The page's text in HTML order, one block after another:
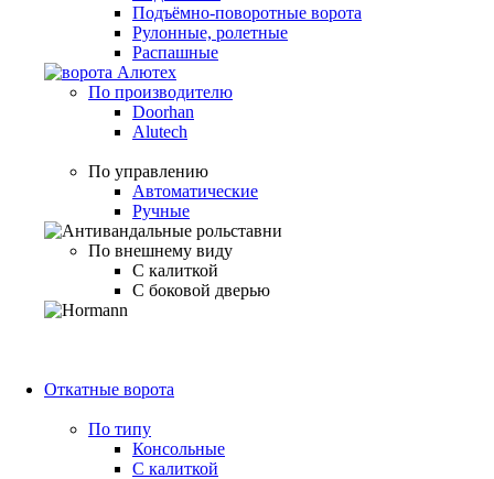
Подъёмно-поворотные ворота
Рулонные, ролетные
Распашные
По производителю
Doorhan
Alutech
По управлению
Автоматические
Ручные
По внешнему виду
С калиткой
С боковой дверью
Откатные ворота
По типу
Консольные
С калиткой